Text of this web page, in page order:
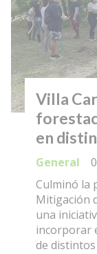
Villa
en
General
Culminó la
Mitigación
una
incorporar
de